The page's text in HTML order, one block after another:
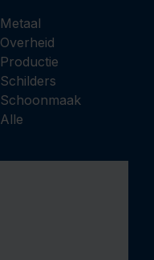
Metaal
Overheid
Productie
Schilders
Schoonmaak
Alle